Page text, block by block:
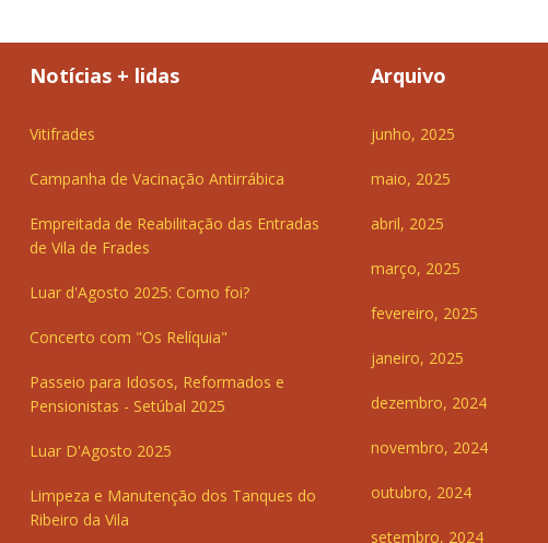
Notícias + lidas
Vitifrades
Campanha de Vacinação Antirrábica
Empreitada de Reabilitação das Entradas
de Vila de Frades
Luar d'Agosto 2025: Como foi?
Concerto com "Os Relíquia"
Passeio para Idosos, Reformados e
Pensionistas - Setúbal 2025
Luar D'Agosto 2025
Limpeza e Manutenção dos Tanques do
Ribeiro da Vila
Arquivo
junho, 2025
maio, 2025
abril, 2025
março, 2025
fevereiro, 2025
janeiro, 2025
dezembro, 2024
novembro, 2024
outubro, 2024
setembro, 2024